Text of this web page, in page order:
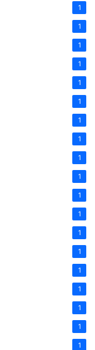
1
1
1
1
1
1
1
1
1
1
1
1
1
1
1
1
1
1
1